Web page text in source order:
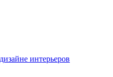
интерьеров